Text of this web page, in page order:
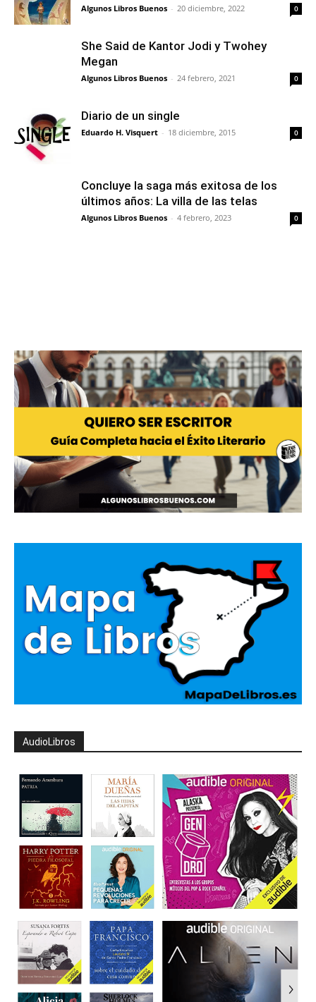
Algunos Libros Buenos - 20 diciembre, 2022 0
She Said de Kantor Jodi y Twohey
Megan
Algunos Libros Buenos - 24 febrero, 2021 0
Diario de un single
Eduardo H. Visquert - 18 diciembre, 2015 0
Concluye la saga más exitosa de los
últimos años: La villa de las telas
Algunos Libros Buenos - 4 febrero, 2023 0
AudioLibros